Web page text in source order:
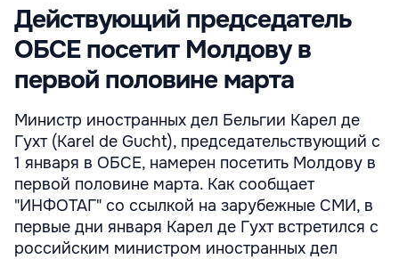
Действующий председатель
ОБСЕ посетит Молдову в
первой половине марта
Министр иностранных дел Бельгии Карел де
Гухт (Karel de Gucht), председательствующий с
1 января в ОБСЕ, намерен посетить Молдову в
первой половине марта. Как сообщает
"ИНФОТАГ" со ссылкой на зарубежные СМИ, в
первые дни января Карел де Гухт встретился с
российским министром иностранных дел